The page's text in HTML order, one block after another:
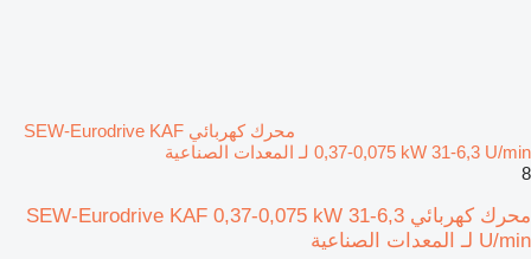
محرك كهربائي SEW-Eurodrive KAF
0,37-0,075 kW 31-6,3 U/min لـ المعدات الصناعية
8
محرك كهربائي SEW-Eurodrive KAF 0,37-0,075 kW 31-6,3
U/min لـ المعدات الصناعية